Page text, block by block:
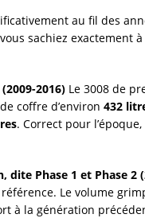
au fil des
sachiez exactement
2016) Le 3008 de
coffre d’environ 432
. Correct pour
dite Phase 1 et Phase 2
Le volume
à la génération